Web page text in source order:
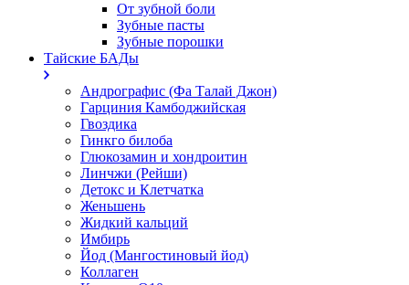
От зубной боли
Зубные пасты
Зубные порошки
Тайские БАДы
Андрографис (Фа Талай Джон)
Гарциния Камбоджийская
Гвоздика
Гинкго билоба
Глюкозамин и хондроитин
Линчжи (Рейши)
Детокс и Клетчатка
Женьшень
Жидкий кальций
Имбирь
Йод (Мангостиновый йод)
Коллаген